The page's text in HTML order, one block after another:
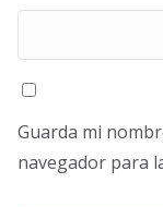
Guarda mi
navegador para